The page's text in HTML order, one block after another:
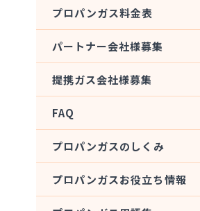
プロパンガス料金表
パートナー会社様募集
提携ガス会社様募集
FAQ
プロパンガスのしくみ
プロパンガスお役立ち情報